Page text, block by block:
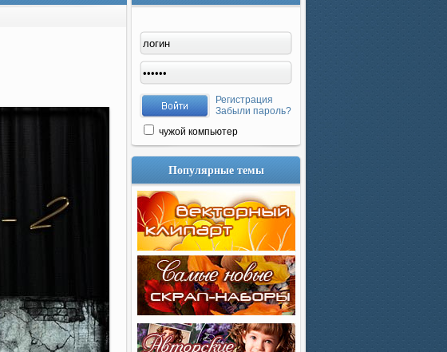
Регистрация
Забыли пароль?
чужой компьютер
Популярные темы